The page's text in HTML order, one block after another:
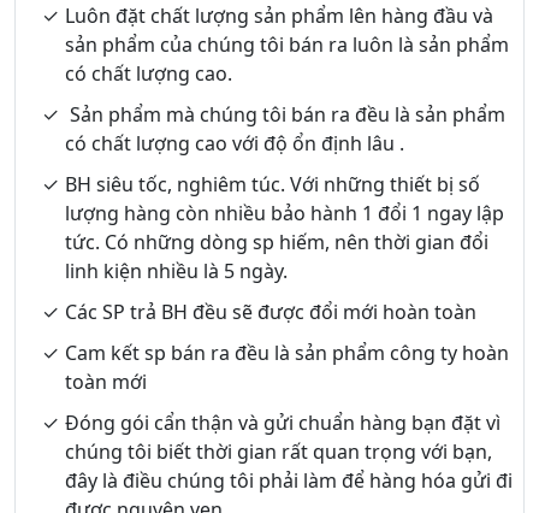
Luôn đặt chất lượng sản phẩm lên hàng đầu và
sản phẩm của chúng tôi bán ra luôn là sản phẩm
có chất lượng cao.
Sản phẩm mà chúng tôi bán ra đều là sản phẩm
có chất lượng cao với độ ổn định lâu .
BH siêu tốc, nghiêm túc. Với những thiết bị số
lượng hàng còn nhiều bảo hành 1 đổi 1 ngay lập
tức. Có những dòng sp hiếm, nên thời gian đổi
linh kiện nhiều là 5 ngày.
Các SP trả BH đều sẽ được đổi mới hoàn toàn
Cam kết sp bán ra đều là sản phẩm công ty hoàn
toàn mới
Đóng gói cẩn thận và gửi chuẩn hàng bạn đặt vì
chúng tôi biết thời gian rất quan trọng với bạn,
đây là điều chúng tôi phải làm để hàng hóa gửi đi